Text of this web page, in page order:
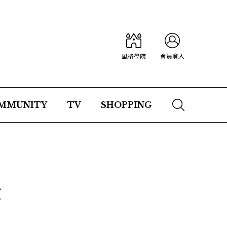
風格學院 會員登入
TV SHOPPING